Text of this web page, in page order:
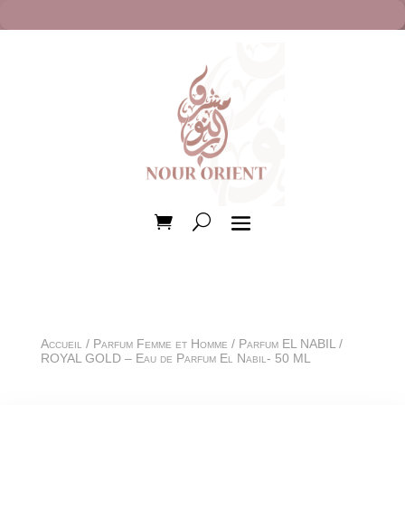
Accueil / Parfum Femme et Homme / Parfum EL NABIL/
ROYAL GOLD – Eau de Parfum El Nabil- 50 ML